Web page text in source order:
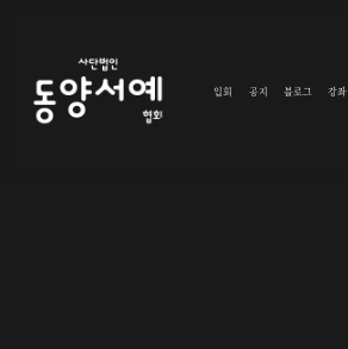
입회 공지 블로그 강좌